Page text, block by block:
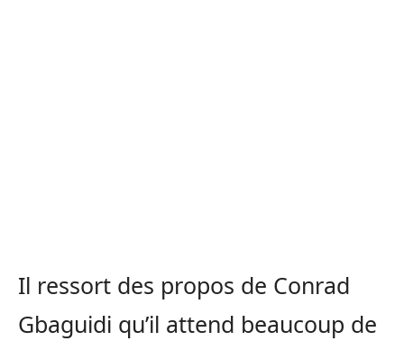
Il ressort des propos de Conrad
Gbaguidi qu’il attend beaucoup de